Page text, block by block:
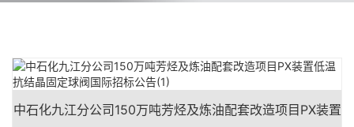
中石化九江分公司150万吨芳烃及炼油配套改造项目PX装置